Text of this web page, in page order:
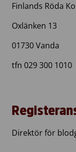
Finlands Röda
Oxlänken 13
01730 Vanda
tfn 029 300 1010
Direktör för